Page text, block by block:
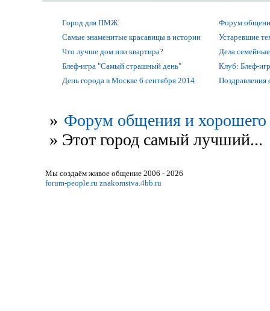
Город для ПМЖ
Форум
Самые знаменитые красавицы в истории
Устаревшие
Что лучше дом или квартира?
Дела
Блеф-игра "Самый страшный день"
Клуб: Блеф-
День города в Москве 6 сентября 2014
Поздравления
» Форум общения и хорошего
» Этот город самый лучший...
Мы создаём живое общение 2006 - 2026
forum-people.ru znakomstva.4bb.ru